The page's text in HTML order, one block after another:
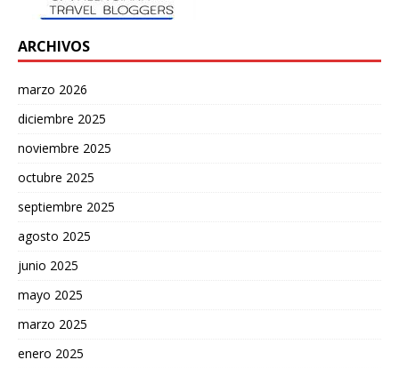
ARCHIVOS
marzo 2026
diciembre 2025
noviembre 2025
octubre 2025
septiembre 2025
agosto 2025
junio 2025
mayo 2025
marzo 2025
enero 2025